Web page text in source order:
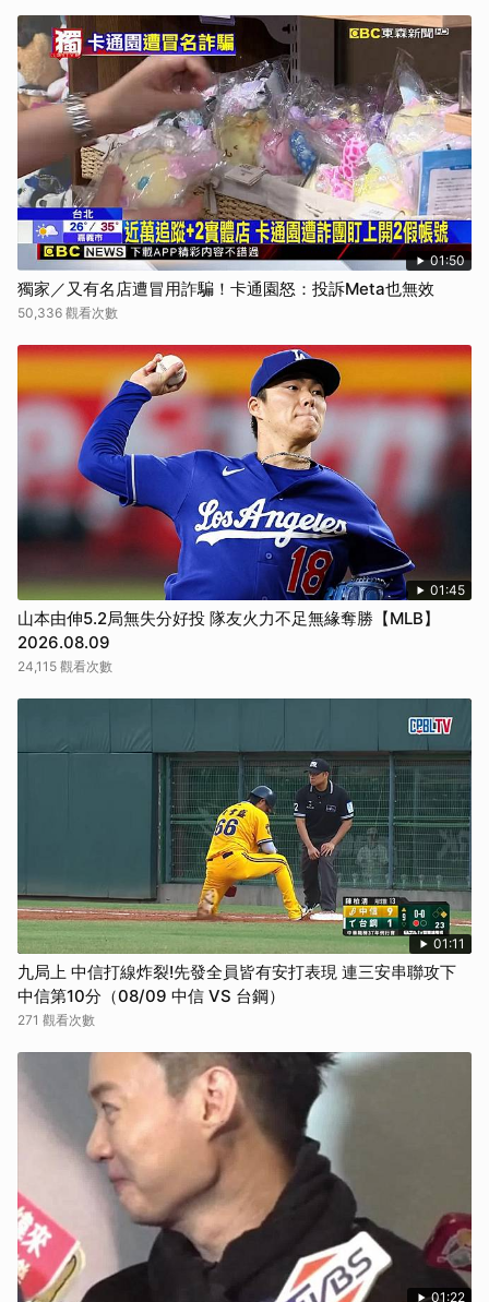
01:50
獨家／又有名店遭冒用詐騙！卡通園怒：投訴Meta也無效
50,336 觀看次數
01:45
山本由伸5.2局無失分好投 隊友火力不足無緣奪勝【MLB】
2026.08.09
24,115 觀看次數
01:11
九局上 中信打線炸裂!先發全員皆有安打表現 連三安串聯攻下
中信第10分（08/09 中信 VS 台鋼）
271 觀看次數
01:22
取消